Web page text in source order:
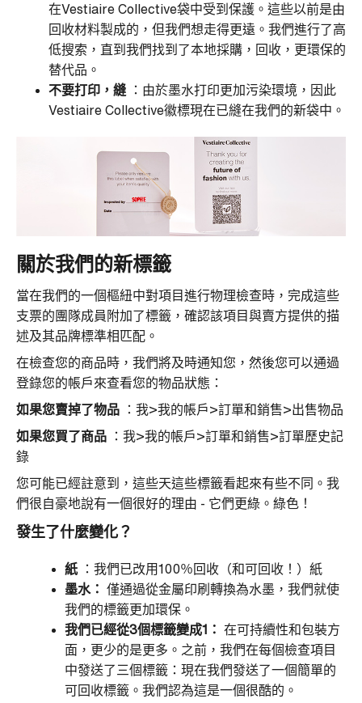
在Vestiaire Collective袋中受到保護。這些以前是由
回收材料製成的，但我們想走得更遠。我們進行了高
低搜索，直到我們找到了本地採購，回收，更環保的
替代品。
不要打印，縫 ：由於墨水打印更加污染環境，因此
Vestiaire Collective徽標現在已縫在我們的新袋中。
關於我們的新標籤
當在我們的一個樞紐中對項目進行物理檢查時，完成這些
支票的團隊成員附加了標籤，確認該項目與賣方提供的描
述及其品牌標準相匹配。
在檢查您的商品時，我們將及時通知您，然後您可以通過
登錄您的帳戶來查看您的物品狀態：
如果您賣掉了物品 ：我>我的帳戶>訂單和銷售>出售物品
如果您買了商品 ：我>我的帳戶>訂單和銷售>訂單歷史記
錄
您可能已經註意到，這些天這些標籤看起來有些不同。我
們很自豪地說有一個很好的理由 - 它們更綠。綠色！
發生了什麼變化？
紙 ：我們已改用100％回收（和可回收！）紙
墨水：
僅通過從金屬印刷轉換為水墨，我們就使
我們的標籤更加環保。
我們已經從3個標籤變成1：
在可持續性和包裝方
面，更少的是更多。之前，我們在每個檢查項目
中發送了三個標籤：現在我們發送了一個簡單的
可回收標籤。我們認為這是一個很酷的。